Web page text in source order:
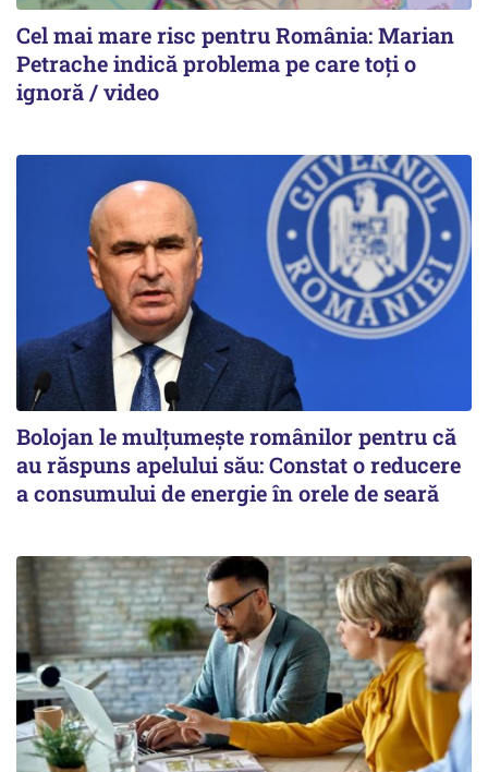
Cel mai mare risc pentru România: Marian
Petrache indică problema pe care toți o
ignoră / video
Bolojan le mulțumește românilor pentru că
au răspuns apelului său: Constat o reducere
a consumului de energie în orele de seară